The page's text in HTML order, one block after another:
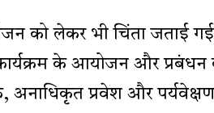
को लेकर भी चिंता जताई
के आयोजन और प्रबंधन
अनाधिकृत प्रवेश और